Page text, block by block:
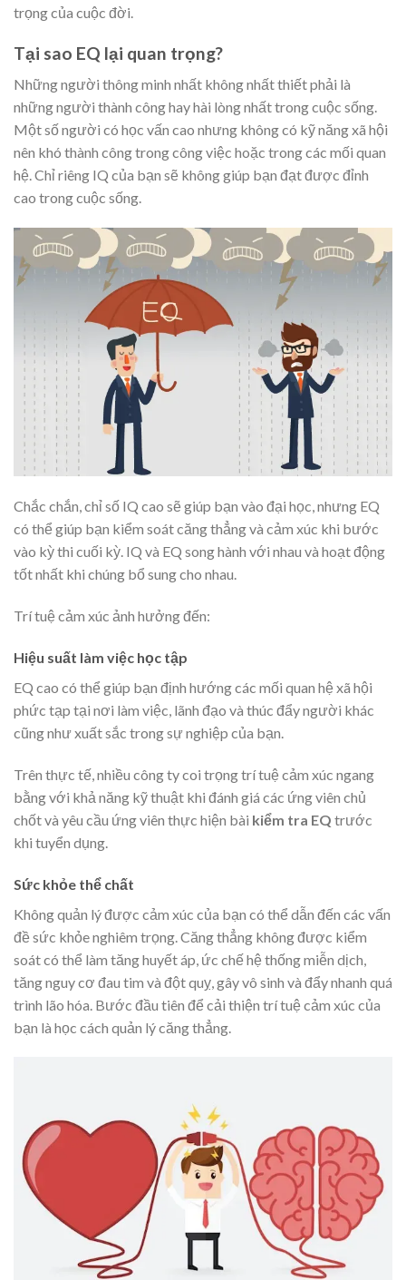
trọng của cuộc đời.
Tại sao EQ lại quan trọng?
Những người thông minh nhất không nhất thiết phải là
những người thành công hay hài lòng nhất trong cuộc sống.
Một số người có học vấn cao nhưng không có kỹ năng xã hội
nên khó thành công trong công việc hoặc trong các mối quan
hệ. Chỉ riêng IQ của bạn sẽ không giúp bạn đạt được đỉnh
cao trong cuộc sống.
Chắc chắn, chỉ số IQ cao sẽ giúp bạn vào đại học, nhưng EQ
có thể giúp bạn kiểm soát căng thẳng và cảm xúc khi bước
vào kỳ thi cuối kỳ. IQ và EQ song hành với nhau và hoạt động
tốt nhất khi chúng bổ sung cho nhau.
Trí tuệ cảm xúc ảnh hưởng đến:
Hiệu suất làm việc học tập
EQ cao có thể giúp bạn định hướng các mối quan hệ xã hội
phức tạp tại nơi làm việc, lãnh đạo và thúc đẩy người khác
cũng như xuất sắc trong sự nghiệp của bạn.
Trên thực tế, nhiều công ty coi trọng trí tuệ cảm xúc ngang
bằng với khả năng kỹ thuật khi đánh giá các ứng viên chủ
chốt và yêu cầu ứng viên thực hiện bài kiểm tra EQ trước
khi tuyển dụng.
Sức khỏe thể chất
Không quản lý được cảm xúc của bạn có thể dẫn đến các vấn
đề sức khỏe nghiêm trọng. Căng thẳng không được kiểm
soát có thể làm tăng huyết áp, ức chế hệ thống miễn dịch,
tăng nguy cơ đau tim và đột quỵ, gây vô sinh và đẩy nhanh quá
trình lão hóa. Bước đầu tiên để cải thiện trí tuệ cảm xúc của
bạn là học cách quản lý căng thẳng.